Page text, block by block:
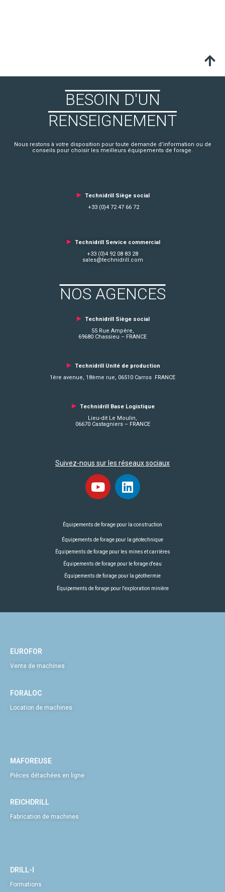
BESOIN D'UN
RENSEIGNEMENT
Nous restons à votre disposition pour toute demande d’information ou de
conseils pour choisir les meilleurs équipements de forage.
► Technidrill Siège social
+33 (0)4 72 47 66 72
► Technidrill Service commercial
+33 (0)4 92 08 83 28
sales@technidrill.com
NOS AGENCES
► Technidrill Siège social
55 Rue Ampère,
69680 Chassieu – FRANCE
► Technidrill Unité de production
1ère avenue, 18ème rue, 06510 Carros FRANCE
► Technidrill Base Logistique
Lieu-dit Le Moulin,
06670 Castagniers – FRANCE
Suivez-nous sur les réseaux sociaux
Équipements de forage pour la construction
Équipements de forage pour la géotechnique
Équipements de forage pour les mines et carrières
Équipements de forage pour le forage d'eau
Équipements de forage pour la géothermie
Équipements de forage pour l'exploration minière
EUROFOR
Vente de machines
FORALOC
Location de machines
MAFOREUSE
Pièces détachées en ligne
REICHDRILL
Fabrication de machines
DRILL-I
Formations